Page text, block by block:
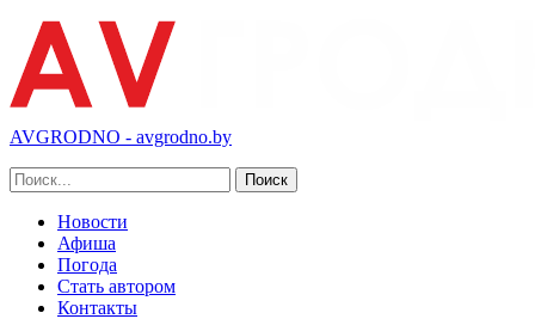
AVGRODNO - avgrodno.by
Новости
Афиша
Погода
Стать автором
Контакты